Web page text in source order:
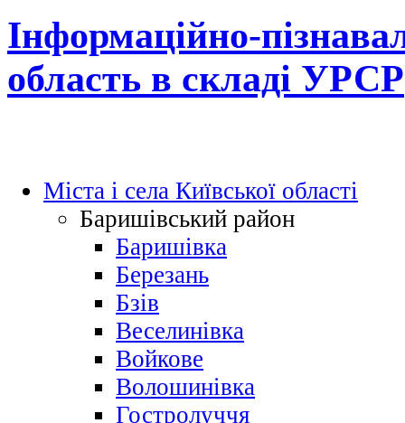
Інформаційно-
область в складі УРСР
Міста і села Київської області
Баришівський район
Баришівка
Березань
Бзів
Веселинівка
Войкове
Волошинівка
Гостролуччя